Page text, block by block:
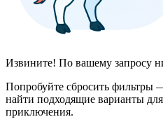
Извините! По вашему запросу
Попробуйте сбросить фильтры
найти подходящие варианты
приключения.